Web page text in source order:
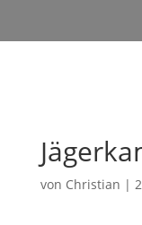
von Christian |